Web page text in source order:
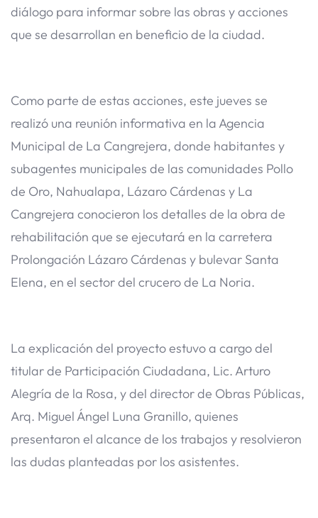
diálogo para informar sobre las obras y acciones
que se desarrollan en beneficio de la ciudad.
Como parte de estas acciones, este jueves se
realizó una reunión informativa en la Agencia
Municipal de La Cangrejera, donde habitantes y
subagentes municipales de las comunidades Pollo
de Oro, Nahualapa, Lázaro Cárdenas y La
Cangrejera conocieron los detalles de la obra de
rehabilitación que se ejecutará en la carretera
Prolongación Lázaro Cárdenas y bulevar Santa
Elena, en el sector del crucero de La Noria.
La explicación del proyecto estuvo a cargo del
titular de Participación Ciudadana, Lic. Arturo
Alegría de la Rosa, y del director de Obras Públicas,
Arq. Miguel Ángel Luna Granillo, quienes
presentaron el alcance de los trabajos y resolvieron
las dudas planteadas por los asistentes.